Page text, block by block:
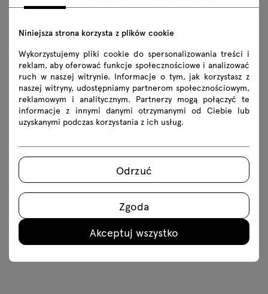
Dodaj pierwszy element
Niniejsza strona korzysta z plików cookie
Wykorzystujemy pliki cookie do spersonalizowania treści i
reklam, aby oferować funkcje społecznościowe i analizować
ruch w naszej witrynie. Informacje o tym, jak korzystasz z
naszej witryny, udostępniamy partnerom społecznościowym,
reklamowym i analitycznym. Partnerzy mogą połączyć te
informacje z innymi danymi otrzymanymi od Ciebie lub
uzyskanymi podczas korzystania z ich usług.
Odrzuć
Zgoda
Akceptuj wszystko